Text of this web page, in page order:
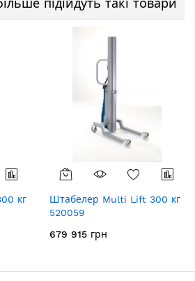
кг
Штабелер Multi Lift 300 кг
520059
679 915 грн